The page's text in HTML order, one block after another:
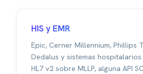
HIS y EMR
Epic, Cerner Millennium, Phillips
Dedalus y sistemas
HL7 v2 sobre MLLP, alguna API